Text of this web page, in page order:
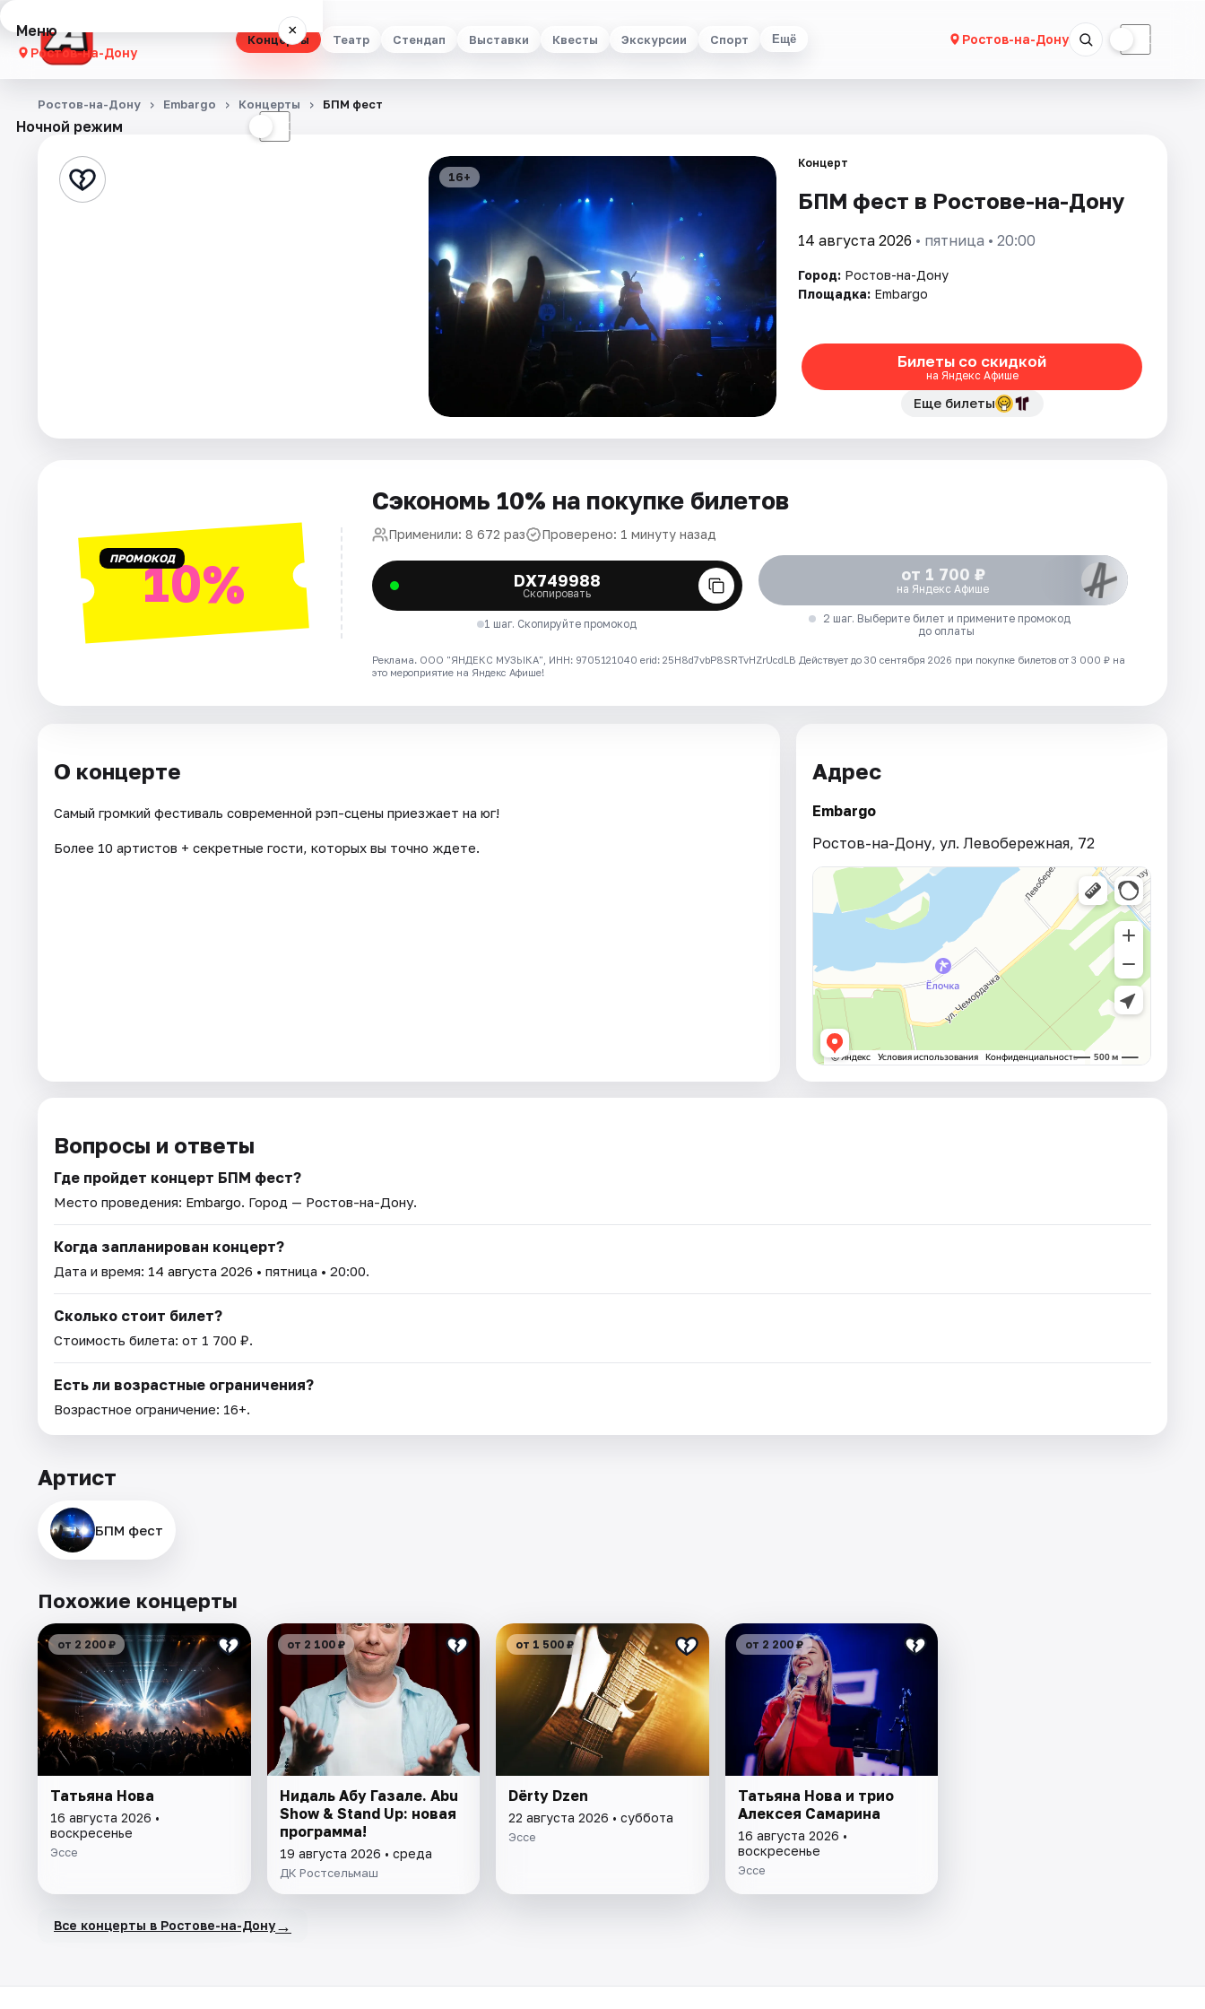
Концерты Театр Стендап Выставки Квесты Экскурсии Спорт Ещё Ростов-на-Дону ☾
Меню ×
Ростов-на-Дону
Концерты
Стендап
Артисты
Рейтинги
Ночной режим ☾
Ростов-на-Дону Embargo Концерты БПМ фест
16+
Концерт
БПМ фест в Ростове-на-Дону
14 августа 2026 • пятница • 20:00
Город: Ростов-на-Дону
Площадка: Embargo
Билеты со скидкой
на Яндекс Афише
Еще билеты
ПРОМОКОД10%
Сэкономь 10% на покупке билетов
Применили: 8 672 раз Проверено: 1 минуту назад
DX749988
Скопировать
1 шаг. Скопируйте промокод
от 1 700 ₽
на Яндекс Афише
2 шаг. Выберите билет и примените промокод
до оплаты
Реклама. ООО "ЯНДЕКС МУЗЫКА", ИНН: 9705121040 erid: 25H8d7vbP8SRTvHZrUcdLB Действует до 30 сентября 2026 при покупке билетов от 3 000 ₽ на
это мероприятие на Яндекс Афише!
О концерте
Самый громкий фестиваль современной рэп-сцены приезжает на юг!
Более 10 артистов + секретные гости, которых вы точно ждете.
Адрес
Embargo
Ростов-на-Дону, ул. Левобережная, 72
Вопросы и ответы
Где пройдет концерт БПМ фест?
Место проведения: Embargo. Город — Ростов-на-Дону.
Когда запланирован концерт?
Дата и время: 14 августа 2026 • пятница • 20:00.
Сколько стоит билет?
Стоимость билета: от 1 700 ₽.
Есть ли возрастные ограничения?
Возрастное ограничение: 16+.
Артист
БПМ фест
Похожие концерты
от 2 200 ₽
Татьяна Нова
16 августа 2026 •
воскресенье
Эссе
от 2 100 ₽
Нидаль Абу Газале. Abu
Show & Stand Up: новая
программа!
19 августа 2026 • среда
ДК Ростсельмаш
от 1 500 ₽
Dёrty Dzen
22 августа 2026 • суббота
Эссе
от 2 200 ₽
Татьяна Нова и трио
Алексея Самарина
16 августа 2026 •
воскресенье
Эссе
Все концерты в Ростове-на-Дону→